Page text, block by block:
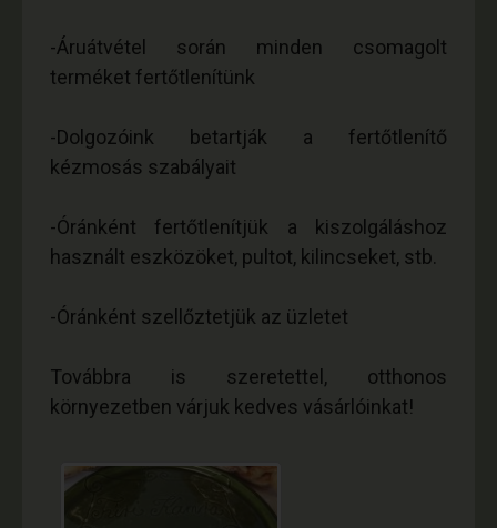
-Áruátvétel során minden csomagolt
terméket fertőtlenítünk
-Dolgozóink betartják a fertőtlenítő
kézmosás szabályait
-Óránként fertőtlenítjük a kiszolgáláshoz
használt eszközöket, pultot, kilincseket, stb.
-Óránként szellőztetjük az üzletet
Továbbra is szeretettel, otthonos
környezetben várjuk kedves vásárlóinkat!